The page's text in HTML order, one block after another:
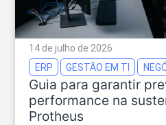
14 de julho de 2026
ERP
GESTÃO EM TI
Guia para garantir
performance na
Protheus